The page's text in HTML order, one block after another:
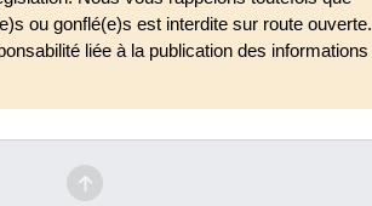
ou gonflé(e)s est interdite sur route ouverte.
liée à la publication des informations